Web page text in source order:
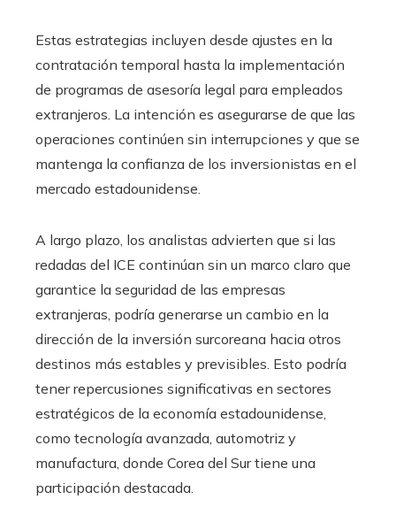
Estas estrategias incluyen desde ajustes en la
contratación temporal hasta la implementación
de programas de asesoría legal para empleados
extranjeros. La intención es asegurarse de que las
operaciones continúen sin interrupciones y que se
mantenga la confianza de los inversionistas en el
mercado estadounidense.
A largo plazo, los analistas advierten que si las
redadas del ICE continúan sin un marco claro que
garantice la seguridad de las empresas
extranjeras, podría generarse un cambio en la
dirección de la inversión surcoreana hacia otros
destinos más estables y previsibles. Esto podría
tener repercusiones significativas en sectores
estratégicos de la economía estadounidense,
como tecnología avanzada, automotriz y
manufactura, donde Corea del Sur tiene una
participación destacada.